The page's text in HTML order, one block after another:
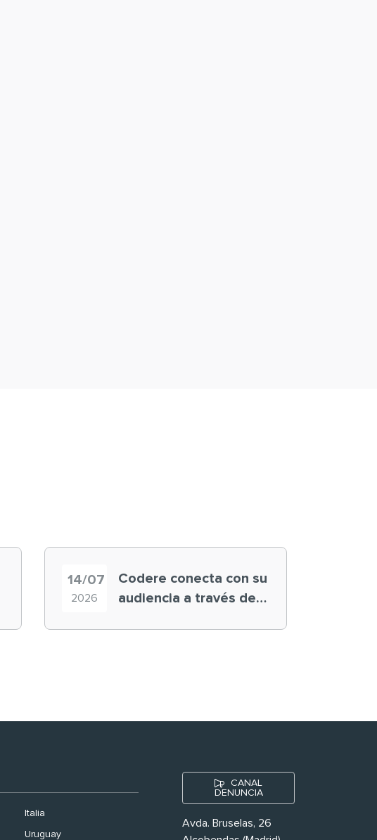
14/07
2026
Codere conecta con su
audiencia a través de
Italia
Uruguay
CANAL
DENUNCIA
Avda. Bruselas, 26